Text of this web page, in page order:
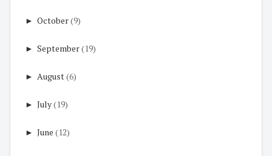
► October(9)
► September(19)
► August(6)
► July(19)
► June (12)